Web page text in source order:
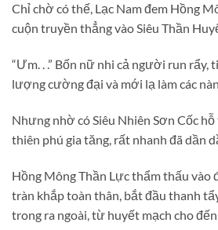
Chỉ chờ có thế, Lạc Nam đem Hồng
cuộn truyền thẳng vào Siêu Thần
“Ưm. . .” Bốn nữ nhi cả người run rẩy,
lượng cường đại và mới lạ làm các
Nhưng nhờ có Siêu Nhiên Sơn Cốc
thiên phú gia tăng, rất nhanh đã dần
Hồng Mông Thần Lực thẩm thấu vào
tràn khắp toàn thân, bắt đầu thanh
trong ra ngoài, từ huyết mạch cho